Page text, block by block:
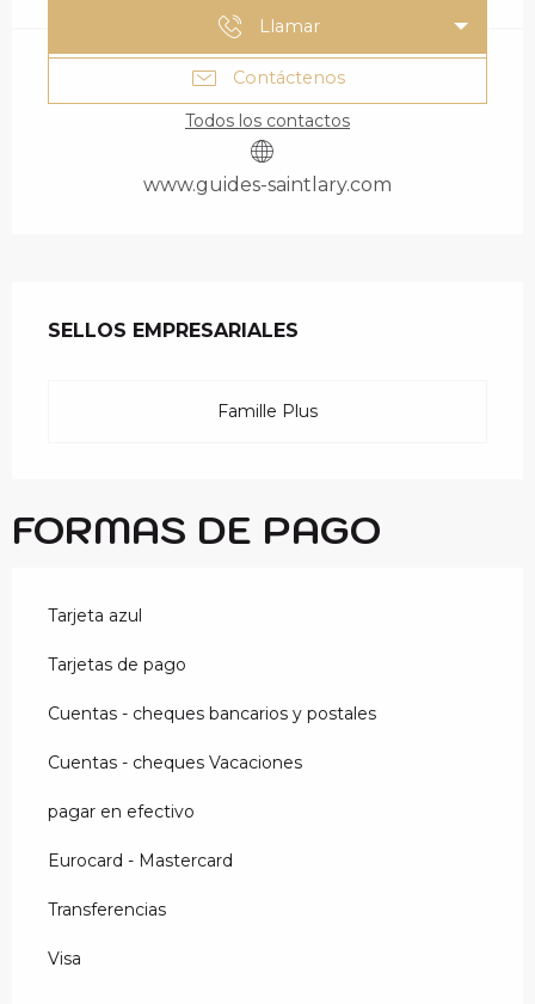
Llamar
Contáctenos
Todos los contactos
www.guides-saintlary.com
SELLOS EMPRESARIALES
SELLOS EMPRESARIALES
Famille Plus
FORMAS DE PAGO
Tarjeta azul
Tarjetas de pago
Cuentas - cheques bancarios y postales
Cuentas - cheques Vacaciones
pagar en efectivo
Eurocard - Mastercard
Transferencias
Visa